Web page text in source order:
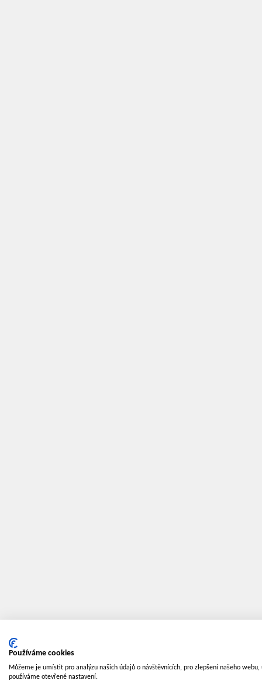
Používáme cookies
Můžeme je umístit pro analýzu našich údajů o návštěvnících, pro zlepšení našeho
používáme otevřené nastavení.